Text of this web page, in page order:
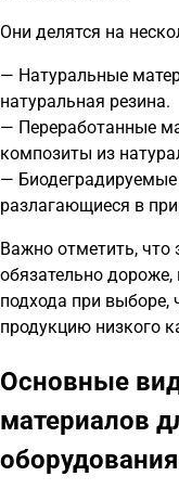
Они делятся на
— Натуральные
натуральная резина.
— Переработанные
композиты из
—
разлагающиеся в
Важно отметить, что
обязательно
подхода при выборе,
продукцию низкого
Основные
материалов
оборудования